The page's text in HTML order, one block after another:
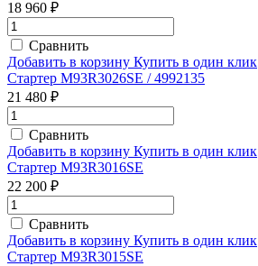
18 960 ₽
Сравнить
Добавить в корзину Купить в один клик
Стартер M93R3026SE / 4992135
21 480 ₽
Сравнить
Добавить в корзину Купить в один клик
Стартер M93R3016SE
22 200 ₽
Сравнить
Добавить в корзину Купить в один клик
Стартер M93R3015SE